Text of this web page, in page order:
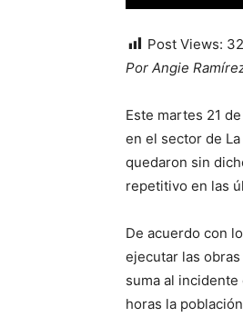
Post Views: 32
Por Angie
Este martes 21
en el sector de
quedaron sin
repetitivo en las
De acuerdo con
ejecutar las
suma al
horas la